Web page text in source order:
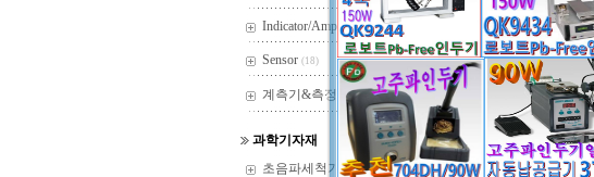
Indicator/Amp (29)
Sensor (18)
계측기&측정기 (37)
과학기자재
초음파세척기 (22)